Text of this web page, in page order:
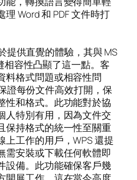
Word 和 PDF 文件時打
提供直覺的體驗，其與 MS
相容性凸顯了這一點。客
料格式問題或相容性問
證每份文件高效打開，保
性和格式。此功能對於協
人特別有用，因為文件交
保持格式的統一性至關重
上工作的用戶，WPS 還提
需安裝或下載任何軟體即
設備。此功能確保客戶幾